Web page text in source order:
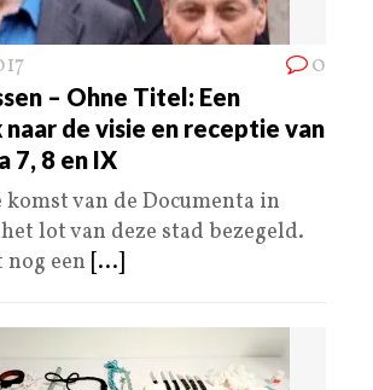
0
– Ohne Titel: Een
de visie en receptie van
7, 8 en IX
van de Documenta in
lot van deze stad bezegeld.
nog een [...]